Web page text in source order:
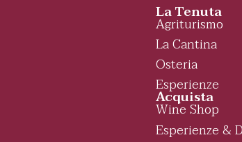
La Tenuta
Agriturismo
La Cantina
Osteria
Esperienze
Acquista
Wine Shop
Esperienze &